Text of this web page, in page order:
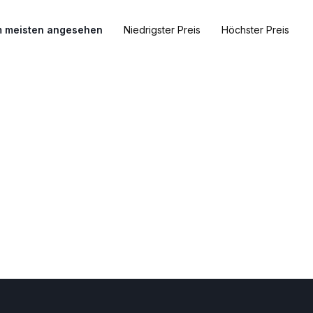
meisten angesehen Niedrigster Preis Höchster Preis